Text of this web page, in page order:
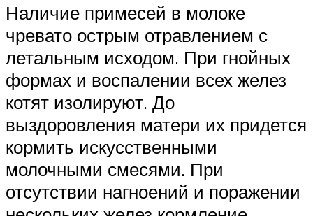
Наличие примесей в молоке
чревато острым отравлением с
летальным исходом. При гнойных
формах и воспалении всех желез
котят изолируют. До
выздоровления матери их придется
кормить искусственными
молочными смесями. При
отсутствии нагноений и поражении